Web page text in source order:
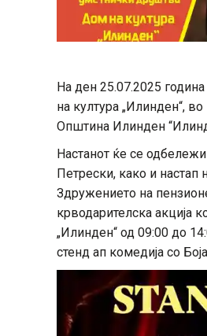
На ден 25.07.2025
на култура „Илинден“,
Општина Илинден
Настанот ќе се
Петрески, како и
Здружението на
крводарителска акција
„Илинден“ од 09:00 до
стенд ап комедија со